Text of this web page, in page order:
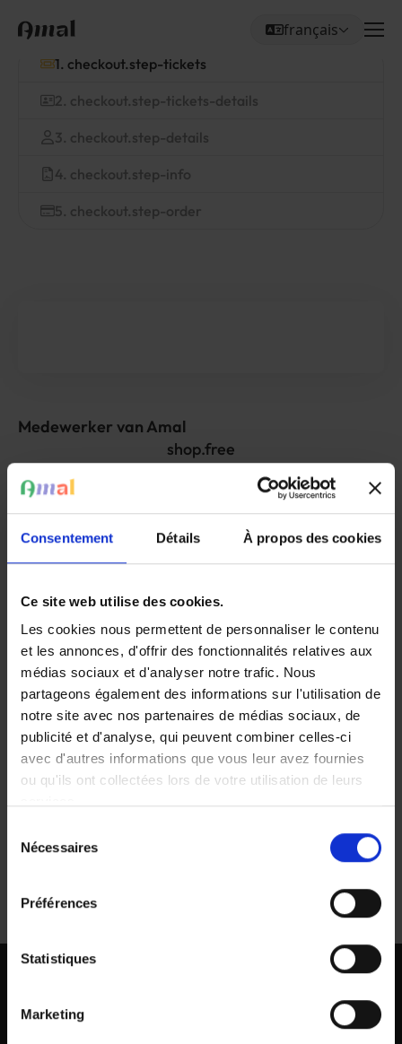
Consentement Détails À propos des cookies
Ce site web utilise des cookies.
Les cookies nous permettent de personnaliser le contenu
et les annonces, d'offrir des fonctionnalités relatives aux
médias sociaux et d'analyser notre trafic. Nous
partageons également des informations sur l'utilisation de
notre site avec nos partenaires de médias sociaux, de
publicité et d'analyse, qui peuvent combiner celles-ci
avec d'autres informations que vous leur avez fournies
ou qu'ils ont collectées lors de votre utilisation de leurs
Nécessaires
Préférences
Statistiques
Marketing
Choisissez votre
français
1. checkout.step-tickets
2. checkout.step-tickets-details
3. checkout.step-details
4. checkout.step-info
5. checkout.step-order
Medewerker van Amal
shop.free
shop.free
shop.order-now